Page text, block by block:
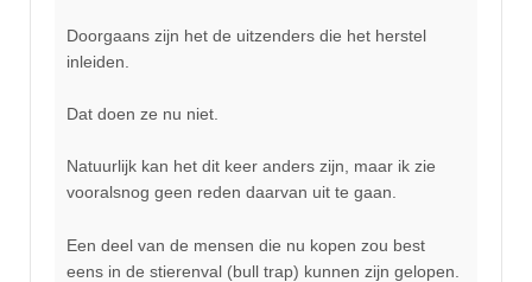
Doorgaans zijn het de uitzenders die het herstel
inleiden.
Dat doen ze nu niet.
Natuurlijk kan het dit keer anders zijn, maar ik zie
vooralsnog geen reden daarvan uit te gaan.
Een deel van de mensen die nu kopen zou best
eens in de stierenval (bull trap) kunnen zijn gelopen.